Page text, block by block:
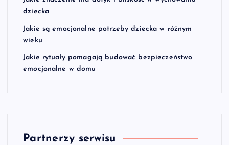
dziecka
Jakie są emocjonalne potrzeby dziecka w różnym
wieku
Jakie rytuały pomagają budować bezpieczeństwo
emocjonalne w domu
Partnerzy serwisu